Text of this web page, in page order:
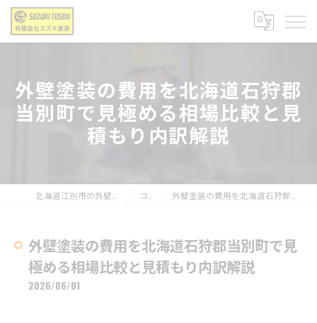
外壁塗装の費用を北海道石狩郡
当別町で見極める相場比較と見
積もり内訳解説
コラム 外壁塗装の費用を北海道石狩郡当別町で見極める相場比較と見積もり内訳解説
外壁塗装の費用を北海道石狩郡当別町で見
極める相場比較と見積もり内訳解説
2026/06/01